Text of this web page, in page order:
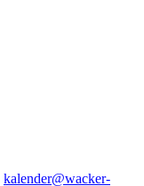
kalender@wacker-